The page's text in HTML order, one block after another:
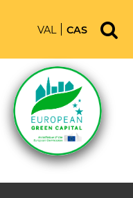
VAL CAS